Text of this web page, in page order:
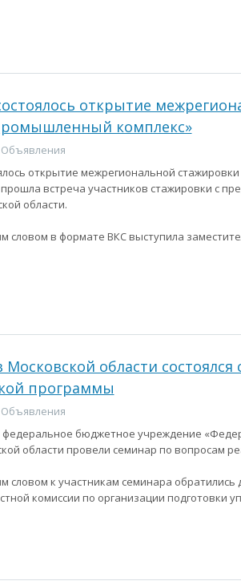
открытие
комплекс»
Объявления
открытие межрегиональной
встреча участников стажировки с
области.
словом в формате ВКС выступила
Московской области
программы
Объявления
федеральное бюджетное учреждение
области провели семинар по вопросам
словом к участникам семинара
комиссии по организации подготовки